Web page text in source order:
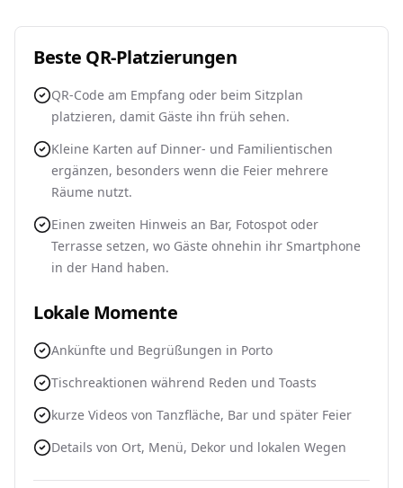
Beste QR-Platzierungen
QR-Code am Empfang oder beim Sitzplan
platzieren, damit Gäste ihn früh sehen.
Kleine Karten auf Dinner- und Familientischen
ergänzen, besonders wenn die Feier mehrere
Räume nutzt.
Einen zweiten Hinweis an Bar, Fotospot oder
Terrasse setzen, wo Gäste ohnehin ihr Smartphone
in der Hand haben.
Lokale Momente
Ankünfte und Begrüßungen in Porto
Tischreaktionen während Reden und Toasts
kurze Videos von Tanzfläche, Bar und später Feier
Details von Ort, Menü, Dekor und lokalen Wegen